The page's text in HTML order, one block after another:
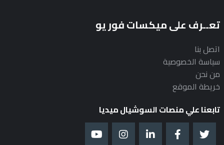
تعــرف على ميكسات فور يو
اتصل بنا
سياسة الخصوصية
من نحن
خريطة الموقع
تابعنا علي منصات السوشيال ميديا